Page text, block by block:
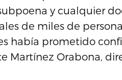
y cualquier
de miles de
había prometido
Martínez Orabona,